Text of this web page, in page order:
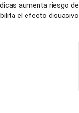
aumenta riesgo de
el efecto disuasivo